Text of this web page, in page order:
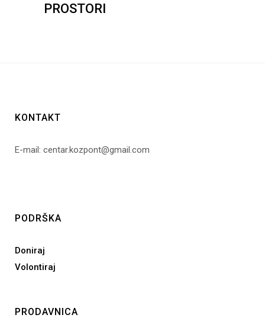
PROSTORI
KONTAKT
E-mail: centar.kozpont@gmail.com
PODRŠKA
Doniraj
Volontiraj
PRODAVNICA